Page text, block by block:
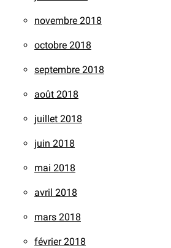
novembre 2018
octobre 2018
septembre 2018
août 2018
juillet 2018
juin 2018
mai 2018
avril 2018
mars 2018
février 2018